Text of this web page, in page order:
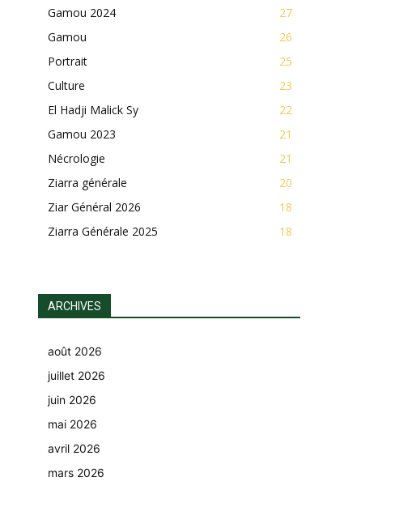
Gamou 2024
27
Gamou
26
Portrait
25
Culture
23
El Hadji Malick Sy
22
Gamou 2023
21
Nécrologie
21
Ziarra générale
20
Ziar Général 2026
18
Ziarra Générale 2025
18
ARCHIVES
août 2026
juillet 2026
juin 2026
mai 2026
avril 2026
mars 2026